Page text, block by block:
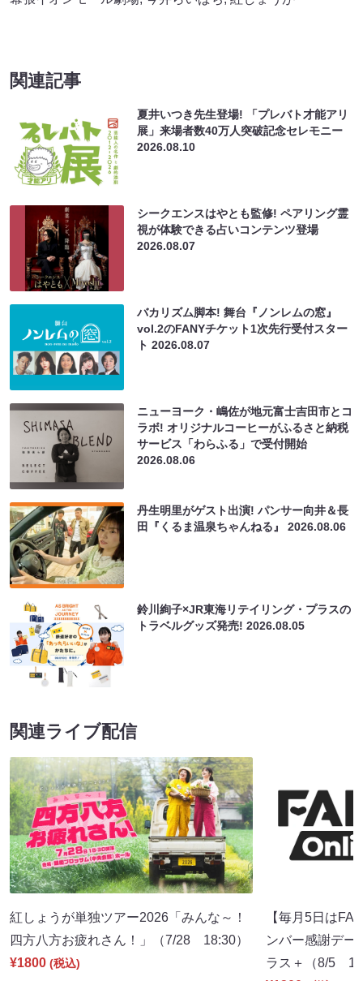
関連記事
夏井いつき先生登場! 「プレバト才能アリ
展」来場者数40万人突破記念セレモニー
2026.08.10
シークエンスはやとも監修! ペアリング霊
視が体験できる占いコンテンツ登場
2026.08.07
バカリズム脚本! 舞台『ノンレムの窓』
vol.2のFANYチケット1次先行受付スター
ト2026.08.07
ニューヨーク・嶋佐が地元富士吉田市とコ
ラボ! オリジナルコーヒーがふるさと納税
サービス「わらふる」で受付開始
2026.08.06
丹生明里がゲスト出演! パンサー向井＆長
田『くるま温泉ちゃんねる』2026.08.06
鈴川絢子×JR東海リテイリング・プラスの
トラベルグッズ発売!2026.08.05
関連ライブ配信
紅しょうが単独ツアー2026「みんな～！
四方八方お疲れさん！」（7/28 18:30）
¥1800 (税込)
【毎月5日は
ンバー感謝デー
ラス＋（8/5